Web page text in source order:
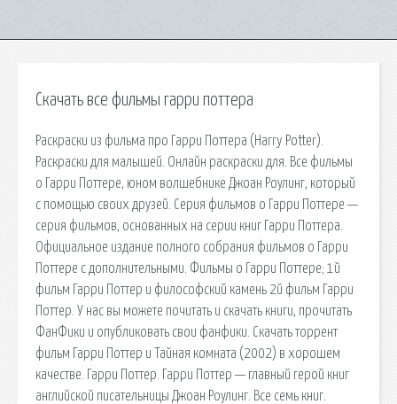
Скачать все фильмы гарри поттера
Раскраски из фильма про Гарри Поттера (Harry Potter).
Раскраски для малышей. Онлайн раскраски для. Все фильмы
о Гарри Поттере, юном волшебнике Джоан Роулинг, который
с помощью своих друзей. Серия фильмов о Гарри Поттере —
серия фильмов, основанных на серии книг Гарри Поттера.
Официальное издание полного собрания фильмов о Гарри
Поттере с дополнительными. Фильмы о Гарри Поттере; 1й
фильм Гарри Поттер и философский камень 2й фильм Гарри
Поттер. У нас вы можете почитать и скачать книги, прочитать
ФанФики и опубликовать свои фанфики. Скачать торрент
фильм Гарри Поттер и Тайная комната (2002) в хорошем
качестве. Гарри Поттер. Гарри Поттер — главный герой книг
английской писательницы Джоан Роулинг. Все семь книг.